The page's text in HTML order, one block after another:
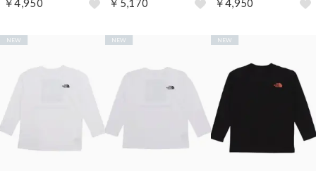
￥4,950 ￥5,170 ￥4,950
NEW NEW NEW